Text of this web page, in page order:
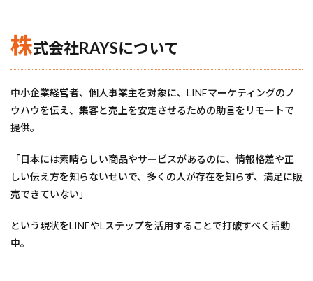
株式会社RAYSについて
中小企業経営者、個人事業主を対象に、LINEマーケティングのノ
ウハウを伝え、集客と売上を安定させるための助言をリモートで
提供。
「日本には素晴らしい商品やサービスがあるのに、情報格差や正
しい伝え方を知らないせいで、多くの人が存在を知らず、満足に販
売できていない」
という現状をLINEやLステップを活用することで打破すべく活動
中。